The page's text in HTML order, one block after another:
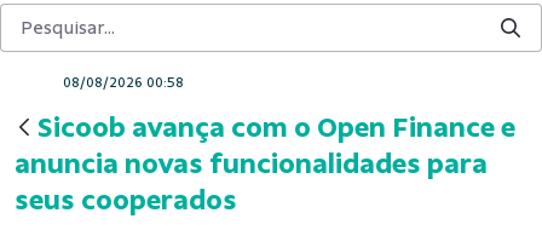
Sicoob avança com o Open Finance e
anuncia novas funcionalidades para
seus cooperados
08/08/2026 00:58